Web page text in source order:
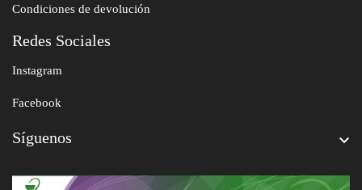
Condiciones de devolución
Redes Sociales
Instagram
Facebook
Síguenos 